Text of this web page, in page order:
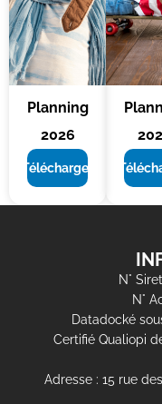
Planning
2026
Télécharger
N°
N°
Datadocké
Certifié Qualiopi
Adresse : 15 rue